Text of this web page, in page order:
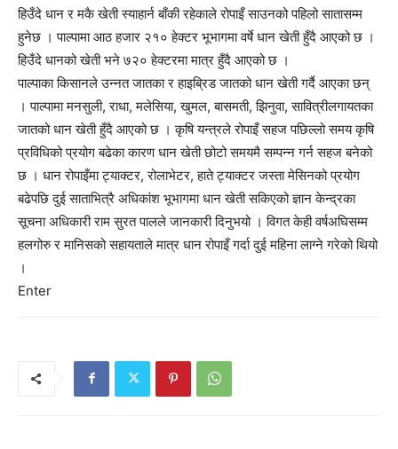
हिउँदे धान र मकै खेती स्याहार्न बाँकी रहेकाले रोपाइँ साउनको पहिलो सातासम्म
हुनेछ । पाल्पामा आठ हजार २१० हेक्टर भूभागमा वर्षे धान खेती हुँदै आएको छ ।
हिउँदे धानको खेती भने ७२० हेक्टरमा मात्र हुँदै आएको छ ।
पाल्पाका किसानले उन्नत जातका र हाइब्रिड जातको धान खेती गर्दै आएका छन्
। पाल्पामा मनसुली, राधा, मलेसिया, खुमल, बासमती, झिनुवा, सावित्रीलगायतका
जातको धान खेती हुँदै आएको छ । कृषि यन्त्रले रोपाइँ सहज पछिल्लो समय कृषि
प्रविधिको प्रयोग बढेका कारण धान खेती छोटो समयमै सम्पन्न गर्न सहज बनेको
छ । धान रोपाइँमा ट्याक्टर, रोलाभेटर, हाते ट्याक्टर जस्ता मेसिनको प्रयोग
बढेपछि दुई साताभित्रै अधिकांश भूभागमा धान खेती सकिएको ज्ञान केन्द्रका
सूचना अधिकारी राम सुरत पालले जानकारी दिनुभयो । विगत केही वर्षअघिसम्म
हलगोरु र मानिसको सहायताले मात्र धान रोपाइँ गर्दा दुई महिना लाग्ने गरेको थियो
।
Enter